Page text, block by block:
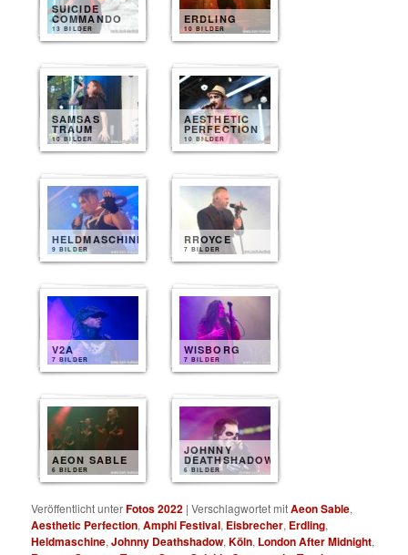
SUICIDE
COMMANDO
13 BILDER
ERDLING
10 BILDER
SAMSAS
TRAUM
10 BILDER
AESTHETIC
PERFECTION
10 BILDER
HELDMASCHINE
9 BILDER
RROYCE
7 BILDER
V2A
7 BILDER
WISBORG
7 BILDER
AEON SABLE
6 BILDER
JOHNNY
DEATHSHADOW
6 BILDER
Veröffentlicht unterFotos 2022 |Verschlagwortet mitAeon Sable,
Aesthetic Perfection,Amphi Festival, Eisbrecher, Erdling,
Heldmaschine,Johnny Deathshadow,Köln, London After Midnight,